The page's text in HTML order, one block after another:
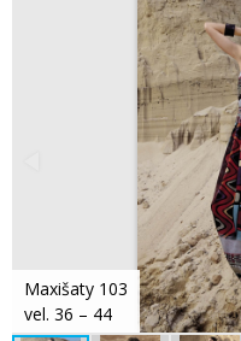
Maxišaty 103
vel. 36 – 44